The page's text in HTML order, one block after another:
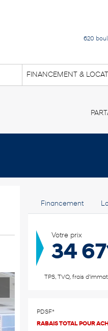
620
FINANCEMENT &
Financement
Votre prix
34
PDSF*
RABAIS TOTAL POUR